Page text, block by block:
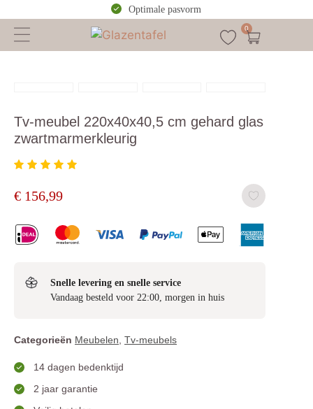
Optimale pasvorm
0
Tv-meubel 220x40x40,5 cm gehard glas
zwartmarmerkleurig
€ 156,99
Snelle levering en snelle service
Vandaag besteld voor 22:00, morgen in huis
Categorieën Meubelen Tv-meubels
14 dagen bedenktijd
2 jaar garantie